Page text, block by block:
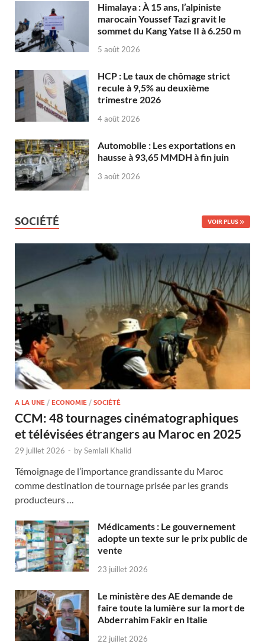
Himalaya : À 15 ans, l’alpiniste
marocain Youssef Tazi gravit le
sommet du Kang Yatse II à 6.250 m
5 août 2026
HCP : Le taux de chômage strict
recule à 9,5% au deuxième
trimestre 2026
4 août 2026
Automobile : Les exportations en
hausse à 93,65 MMDH à fin juin
3 août 2026
SOCIÉTÉ VOIR PLUS
A LA UNE / ECONOMIE / SOCIÉTÉ
CCM: 48 tournages cinématographiques
et télévisées étrangers au Maroc en 2025
29 juillet 2026 - bySemlali Khalid
Témoignage de l’importance grandissante du Maroc
comme destination de tournage prisée par les grands
producteurs …
Médicaments : Le gouvernement
adopte un texte sur le prix public de
vente
23 juillet 2026
Le ministère des AE demande de
faire toute la lumière sur la mort de
Abderrahim Fakir en Italie
22 juillet 2026